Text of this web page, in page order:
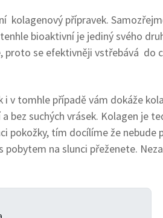
kolagenový přípravek.
bioaktivní je jediný svého
proto se efektivněji vstřebává do
i v tomhle případě vám dokáže
bez suchých vrásek. Kolagen je
pokožky, tím docílíme že nebude
pobytem na slunci přeženete.